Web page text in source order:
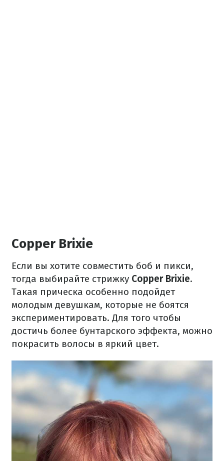
Copper Brixie
Если вы хотите совместить боб и пикси,
тогда выбирайте стрижку Copper Brixie.
Такая прическа особенно подойдет
молодым девушкам, которые не боятся
экспериментировать. Для того чтобы
достичь более бунтарского эффекта, можно
покрасить волосы в яркий цвет.